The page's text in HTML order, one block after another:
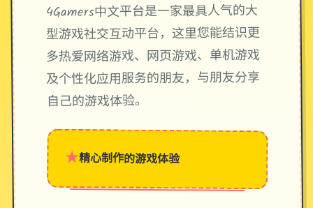
4Gamers中文平台是一家最具人气的大
型游戏社交互动平台，这里您能结识更
多热爱网络游戏、网页游戏、单机游戏
及个性化应用服务的朋友，与朋友分享
自己的游戏体验。
★精心制作的游戏体验